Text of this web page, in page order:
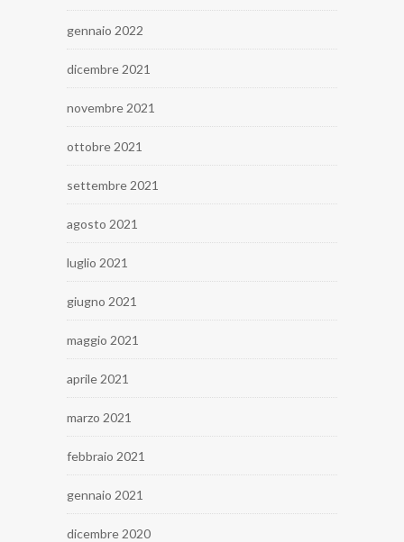
gennaio 2022
dicembre 2021
novembre 2021
ottobre 2021
settembre 2021
agosto 2021
luglio 2021
giugno 2021
maggio 2021
aprile 2021
marzo 2021
febbraio 2021
gennaio 2021
dicembre 2020